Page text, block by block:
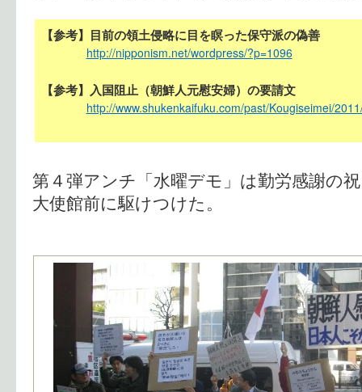
【参考】目前の領土侵略に目を瞑った保守派の偽善
http://nipponism.net/wordpress/?p=1096
【参考】入国阻止（朝鮮人元慰安婦）の要請文
http://www.shukenkaifuku.com/past/Kougiseimei/
第４弾アンチ「水曜デモ」は勤労感謝の
大使館前に駆けつけた。